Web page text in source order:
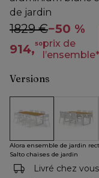
de jardin
1829 €−50 %
914,50prix de
l’ensemble*
Versions
Alora ensemble de
Alora ensemble de jardin
Salto chaises de jardin
Livré chez vous